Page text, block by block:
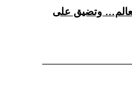
وتضيق على